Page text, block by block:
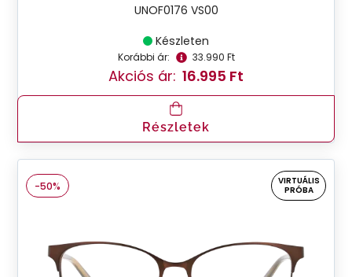
UNOF0176 VS00
Készleten
Korábbi ár: 33.990 Ft
Akciós ár: 16.995 Ft
Részletek
-50%
VIRTUÁLIS
PRÓBA